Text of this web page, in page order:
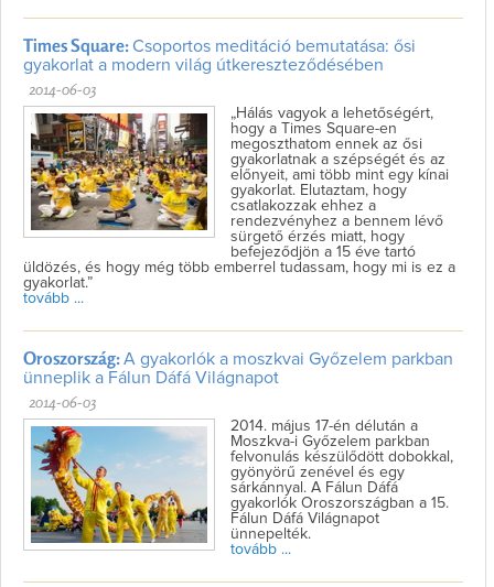
Times Square:Csoportos meditáció bemutatása: ősi
gyakorlat a modern világ útkereszteződésében
2014-06-03
„Hálás vagyok a lehetőségért,
hogy a Times Square-en
megoszthatom ennek az ősi
gyakorlatnak a szépségét és az
előnyeit, ami több mint egy kínai
gyakorlat. Elutaztam, hogy
csatlakozzak ehhez a
rendezvényhez a bennem lévő
sürgető érzés miatt, hogy
befejeződjön a 15 éve tartó
üldözés, és hogy még több emberrel tudassam, hogy mi is ez a
gyakorlat.”
tovább ...
Oroszország:A gyakorlók a moszkvai Győzelem parkban
ünneplik a Fálun Dáfá Világnapot
2014-06-03
2014. május 17-én délután a
Moszkva-i Győzelem parkban
felvonulás készülődött dobokkal,
gyönyörű zenével és egy
sárkánnyal. A Fálun Dáfá
gyakorlók Oroszországban a 15.
Fálun Dáfá Világnapot
ünnepelték.
tovább ...